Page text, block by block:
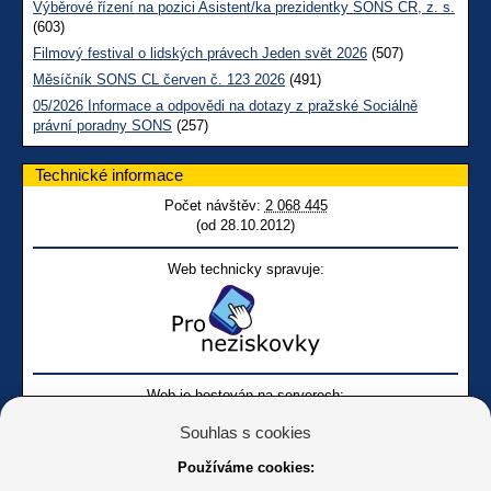
Výběrové řízení na pozici Asistent/ka prezidentky SONS ČR, z. s.
(603)
Filmový festival o lidských právech Jeden svět 2026 (507)
Měsíčník SONS CL červen č. 123 2026 (491)
05/2026 Informace a odpovědi na dotazy z pražské Sociálně
právní poradny SONS (257)
Technické informace
Počet návštěv: 2 068 445
(od 28.10.2012)
Web technicky spravuje:
Web je hostován na serverech:
Souhlas s cookies
Používáme cookies: